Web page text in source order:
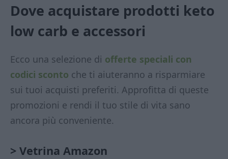
Dove acquistare prodotti keto
low carb e accessori
Ecco una selezione di offerte speciali con
codici sconto che ti aiuteranno a risparmiare
sui tuoi acquisti preferiti. Approfitta di queste
promozioni e rendi il tuo stile di vita sano
ancora più conveniente.
> Vetrina Amazon